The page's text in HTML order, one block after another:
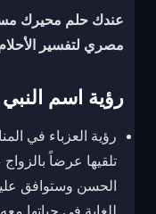
عندك حلم محيرك
مصري لتفسير
رؤية اسم
رؤية العزباء في
تلقيها عرضاً
الحسن وستوافق
للغاية في حياتها معه.